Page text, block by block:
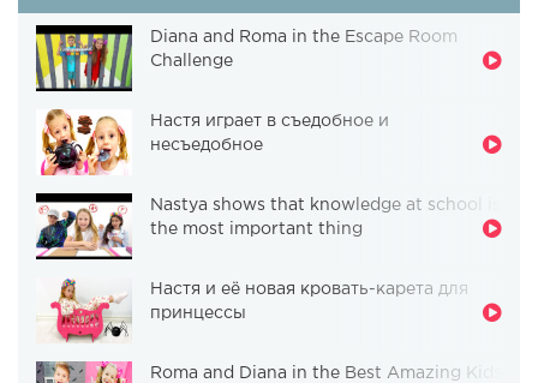
Diana and Roma in the Escape Room
Challenge
Настя играет в съедобное и
несъедобное
Nastya shows that knowledge at school is
the most important thing
Настя и её новая кровать-карета для
принцессы
Roma and Diana in the Best Amazing Kids